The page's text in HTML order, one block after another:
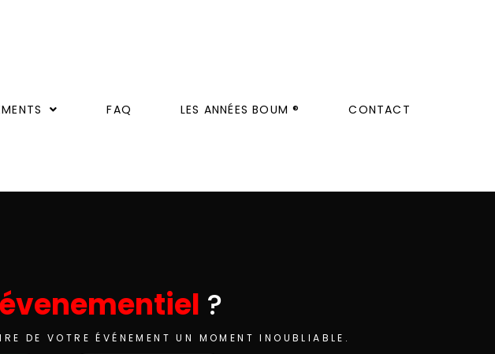
FAQ LES ANNÉES BOUM ® CONTACT
évenementiel ?
DE VOTRE ÉVÉNEMENT UN MOMENT INOUBLIABLE.